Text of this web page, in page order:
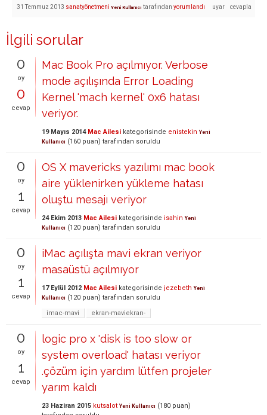
31 Temmuz 2013 sanatyönetmeni Yeni Kullanıcı tarafından yorumlandı
İlgili sorular
0
oy
0
cevap
Mac Book Pro açılmıyor. Verbose
mode açılışında Error Loading
Kernel 'mach kernel' 0x6 hatası
veriyor.
19 Mayıs 2014 Mac Ailesi kategorisinde enistekin Yeni
Kullanıcı (160 puan) tarafından soruldu
0
oy
1
cevap
OS X mavericks yazılımı mac book
aire yüklenirken yükleme hatası
oluştu mesajı veriyor
24 Ekim 2013 Mac Ailesi kategorisinde isahin Yeni
Kullanıcı (120 puan) tarafından soruldu
0
oy
1
cevap
iMac açılışta mavi ekran veriyor
masaüstü açılmıyor
17 Eylül 2012 Mac Ailesi kategorisinde jezebeth Yeni
Kullanıcı (120 puan) tarafından soruldu
imac-mavi
ekran-maviekran-
0
oy
1
cevap
logic pro x 'disk is too slow or
system overload' hatası veriyor
.çözüm için yardım lütfen projeler
yarım kaldı
23 Haziran 2015 kutsalot Yeni Kullanıcı (180 puan)